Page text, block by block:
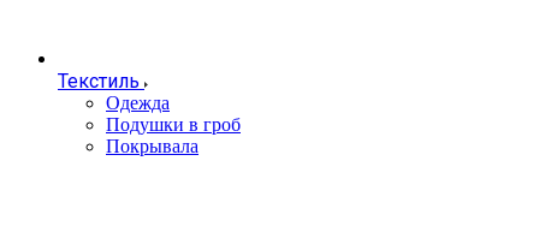
Текстиль
Одежда
Подушки в гроб
Покрывала